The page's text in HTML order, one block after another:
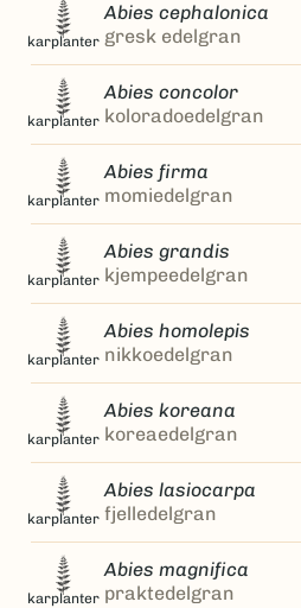
karplanter
Abies cephalonica
gresk edelgran
karplanter
Abies concolor
koloradoedelgran
karplanter
Abies firma
momiedelgran
karplanter
Abies grandis
kjempeedelgran
karplanter
Abies homolepis
nikkoedelgran
karplanter
Abies koreana
koreaedelgran
karplanter
Abies lasiocarpa
fjelledelgran
karplanter
Abies magnifica
praktedelgran